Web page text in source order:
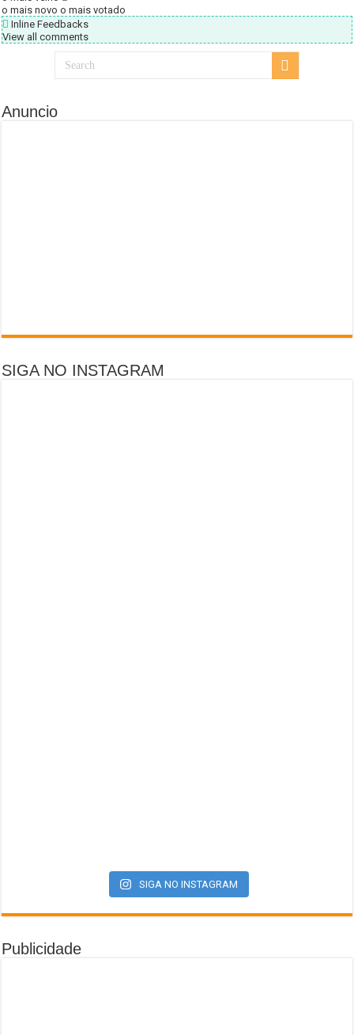
o mais novo o mais votado
Inline Feedbacks
View all comments
Anuncio
SIGA NO INSTAGRAM
SIGA NO INSTAGRAM
Publicidade